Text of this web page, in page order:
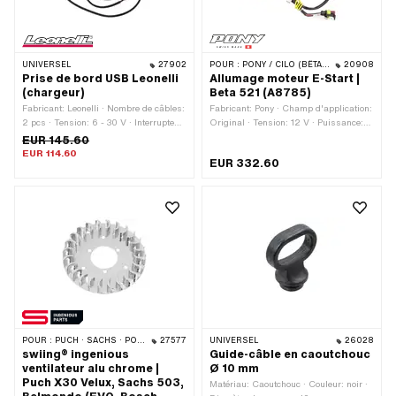
UNIVERSEL 27902
Prise de bord USB Leonelli
(chargeur)
Fabricant: Leonelli · Nombre de câbles:
2 pcs · Tension: 6 - 30 V · Interrupteur
inclus: Non · Intensité du courant:
1500 mA · Ø du logement: 22 mm
EUR 145.60
EUR 114.60
POUR : PONY / CILO (BÊTA 521 & 512) 20908
Allumage moteur E-Start |
Beta 521 (A8785)
Fabricant: Pony · Champ d'application:
Original · Tension: 12 V · Puissance:
EUR 332.60
POUR : PUCH · SACHS · PONY / CILO (BÊTA 521 & 512) · ZÜNDAPP BELMONDO 27577
swiing® ingenious
ventilateur alu chrome |
Puch X30 Velux, Sachs 503,
UNIVERSEL 26028
Guide-câble en caoutchouc
Ø 10 mm
Matériau: Caoutchouc · Couleur: noir ·